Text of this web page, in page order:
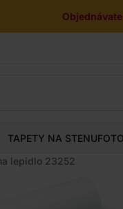
TAPETY NA STENU
lepidlo 23252